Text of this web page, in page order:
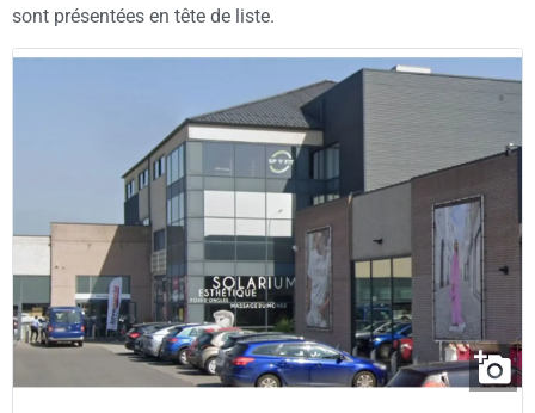
sont présentées en tête de liste.